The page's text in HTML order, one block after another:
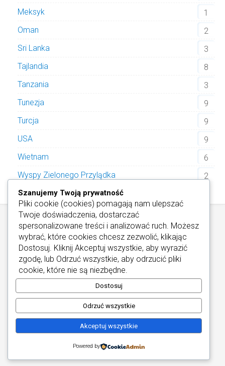
Meksyk
1
Oman
2
Sri Lanka
3
Tajlandia
8
Tanzania
3
Tunezja
9
Turcja
9
USA
9
Wietnam
6
Wyspy Zielonego Przylądka
2
Informacje / Kontakt/Informacje o Cookies
Najlepsze Hotele Wellness
Copyright © 2026
Szanujemy Twoją prywatność
Pliki cookie (cookies) pomagają nam ulepszać
Twoje doświadczenia, dostarczać
spersonalizowane treści i analizować ruch. Możesz
wybrać, które cookies chcesz zezwolić, klikając
Dostosuj . Kliknij Akceptuj wszystkie, aby wyrazić
zgodę, lub Odrzuć wszystkie, aby odrzucić pliki
cookie, które nie są niezbędne.
Dostosuj
Odrzuć wszystkie
Akceptuj wszystkie
Powered by